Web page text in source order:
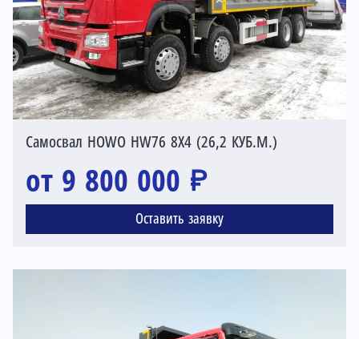
Самосвал HOWO HW76 8X4 (26,2 КУБ.М.)
от 9 800 000 ₽
Оставить заявку